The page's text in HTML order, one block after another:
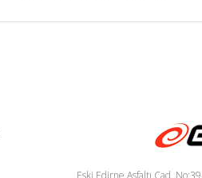
Eski Edirne Asfaltı Cad.